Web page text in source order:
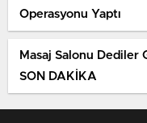
Operasyonu Yaptı
Masaj Salonu Dediler
SON DAKİKA